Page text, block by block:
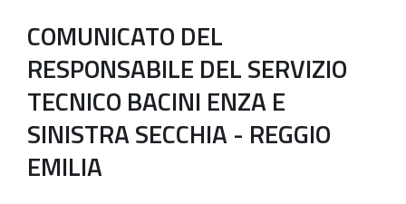
COMUNICATO DEL
RESPONSABILE DEL SERVIZIO
TECNICO BACINI ENZA E
SINISTRA SECCHIA - REGGIO
EMILIA